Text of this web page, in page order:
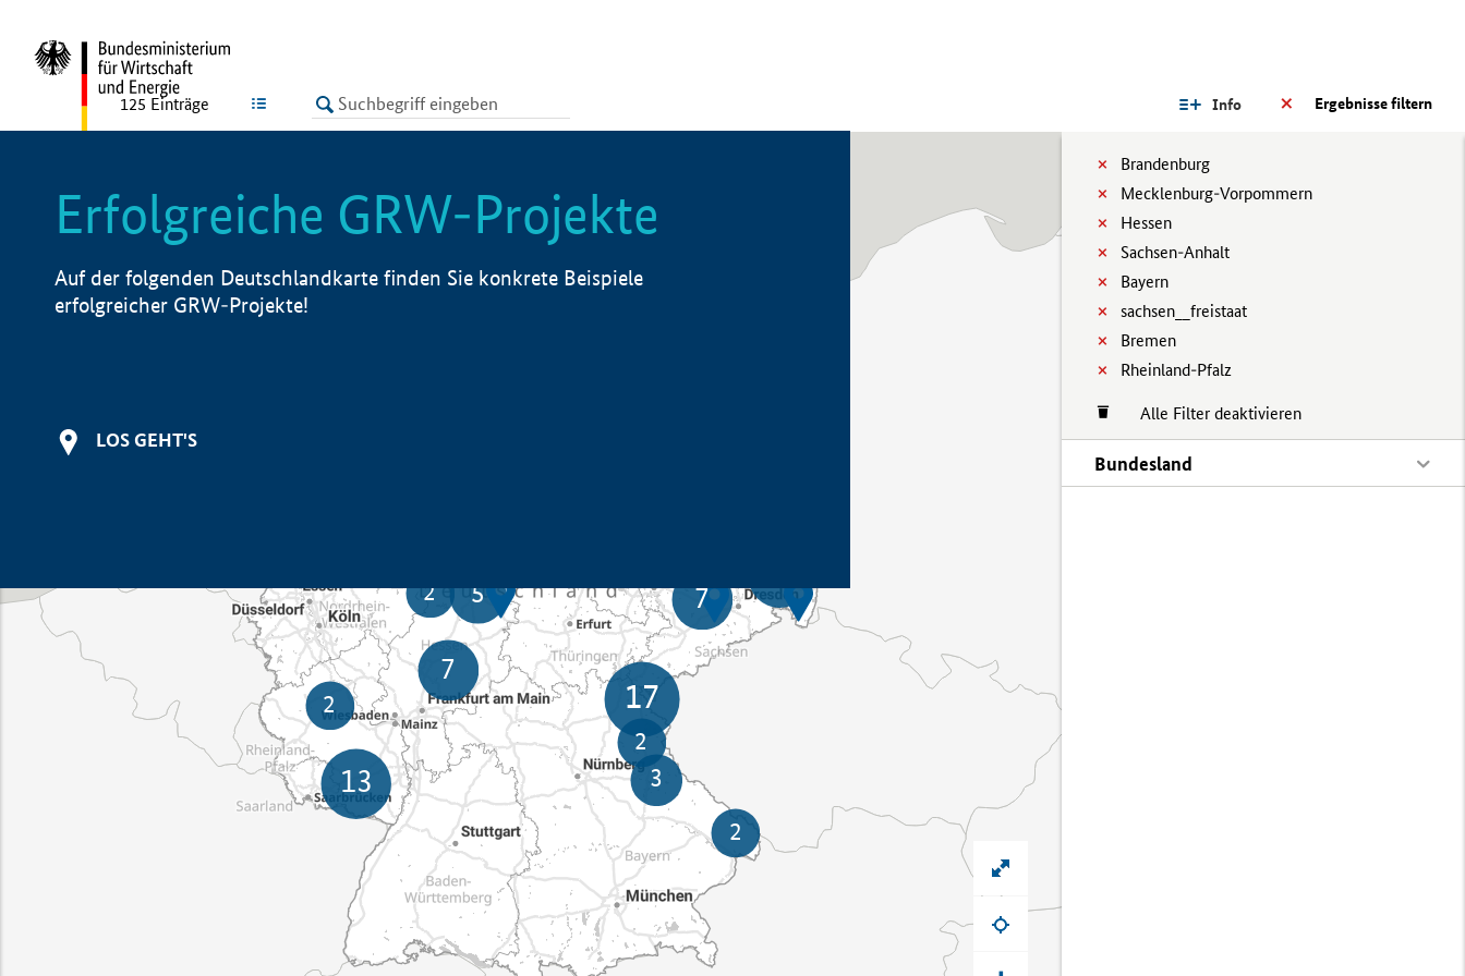
LISTE Ergebnisse filtern
Info
Brandenburg
Mecklenburg-Vorpommern
Hessen
Sachsen-Anhalt
Bayern
sachsen__freistaat
Bremen
Rheinland-Pfalz
Alle Filter deaktivieren
Bundesland
125 Einträge
Erfolgreiche GRW-Projekte
Auf der folgenden Deutschlandkarte finden Sie konkrete Beispiele
erfolgreicher GRW-Projekte!
LOS GEHT'S